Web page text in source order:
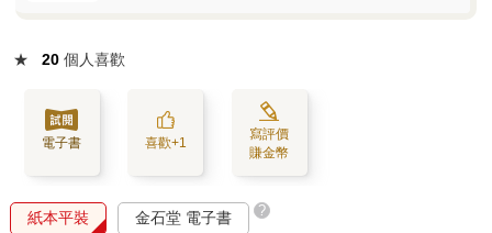
★ 20 個人喜歡
電子書 喜歡+1
寫評價
賺金幣
紙本平裝 金石堂 電子書 ?